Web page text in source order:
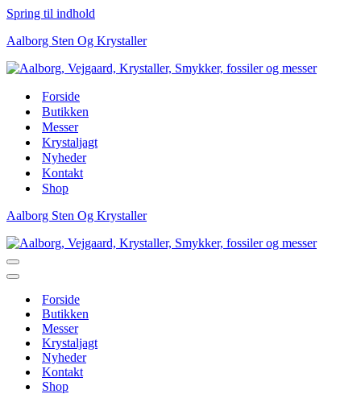
Spring til indhold
Aalborg Sten Og Krystaller
Forside
Butikken
Messer
Krystaljagt
Nyheder
Kontakt
Shop
Aalborg Sten Og Krystaller
Navigation
menu
Navigation
Forside
Butikken
Messer
Krystaljagt
Nyheder
Kontakt
Shop